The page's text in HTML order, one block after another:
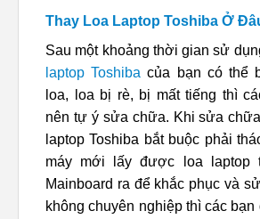
Thay Loa Laptop Toshiba Ở
Sau một khoảng thời gian sử
laptop Toshiba của bạn có thể
loa, loa bị rè, bị mất tiếng thì
nên tự ý sửa chữa. Khi sửa
laptop Toshiba bắt buộc phải
máy mới lấy được loa laptop
Mainboard ra để khắc phục và
không chuyên nghiệp thì các bạn